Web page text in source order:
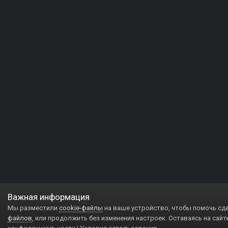
Важная информация
Мы разместили cookie-файлы на ваше устройство, чтобы помочь
файлов, или продолжить без изменения настроек. Оставаясь на